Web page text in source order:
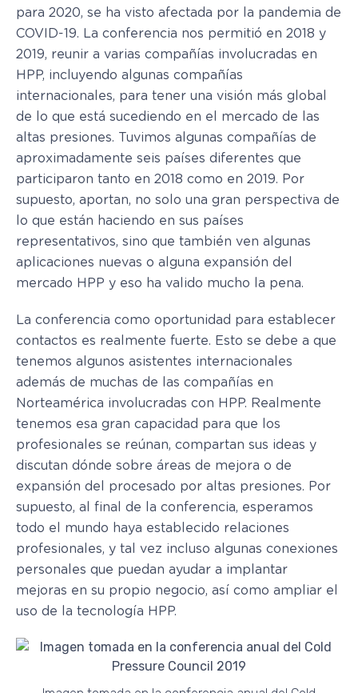
para 2020, se ha visto afectada por la pandemia de
COVID-19. La conferencia nos permitió en 2018 y
2019, reunir a varias compañías involucradas en
HPP, incluyendo algunas compañías
internacionales, para tener una visión más global
de lo que está sucediendo en el mercado de las
altas presiones. Tuvimos algunas compañías de
aproximadamente seis países diferentes que
participaron tanto en 2018 como en 2019. Por
supuesto, aportan, no solo una gran perspectiva de
lo que están haciendo en sus países
representativos, sino que también ven algunas
aplicaciones nuevas o alguna expansión del
mercado HPP y eso ha valido mucho la pena.
La conferencia como oportunidad para establecer
contactos es realmente fuerte. Esto se debe a que
tenemos algunos asistentes internacionales
además de muchas de las compañías en
Norteamérica involucradas con HPP. Realmente
tenemos esa gran capacidad para que los
profesionales se reúnan, compartan sus ideas y
discutan dónde sobre áreas de mejora o de
expansión del procesado por altas presiones. Por
supuesto, al final de la conferencia, esperamos
todo el mundo haya establecido relaciones
profesionales, y tal vez incluso algunas conexiones
personales que puedan ayudar a implantar
mejoras en su propio negocio, así como ampliar el
uso de la tecnología HPP.